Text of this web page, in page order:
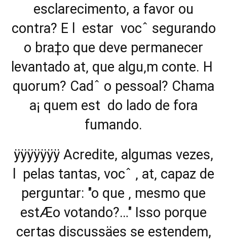
esclarecimento, a favor ou
contra? E l estar vocˆ segurando
o bra‡o que deve permanecer
levantado at‚ que algu‚m conte. H
quorum? Cadˆ o pessoal? Chama
a¡ quem est do lado de fora
fumando.
ÿÿÿÿÿÿÿ Acredite, algumas vezes,
l pelas tantas, vocˆ ‚ at‚ capaz de
perguntar: "o que ‚ mesmo que
estÆo votando?…" Isso porque
certas discussäes se estendem,